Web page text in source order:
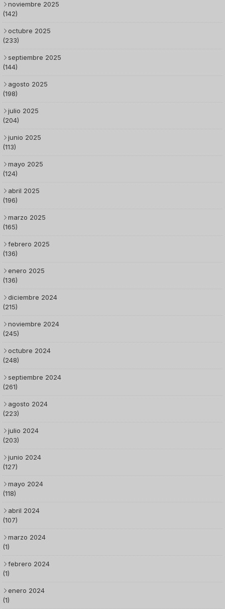
noviembre 2025
(142)
octubre 2025
(233)
septiembre 2025
(144)
agosto 2025
(198)
julio 2025
(204)
junio 2025
(113)
mayo 2025
(124)
abril 2025
(196)
marzo 2025
(165)
febrero 2025
(136)
enero 2025
(136)
diciembre 2024
(215)
noviembre 2024
(245)
octubre 2024
(248)
septiembre 2024
(261)
agosto 2024
(223)
julio 2024
(203)
junio 2024
(127)
mayo 2024
(118)
abril 2024
(107)
marzo 2024
(1)
febrero 2024
(1)
enero 2024
(1)